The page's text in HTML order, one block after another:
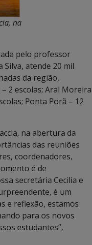
na
pelo professor
Silva, atende 20 mil
da região,
2 escolas; Aral Moreira
Ponta Porã – 12
na abertura da
das reuniões
coordenadores,
é de
secretária Cecilia e
é um
e reflexão, estamos
para os novos
estudantes”,